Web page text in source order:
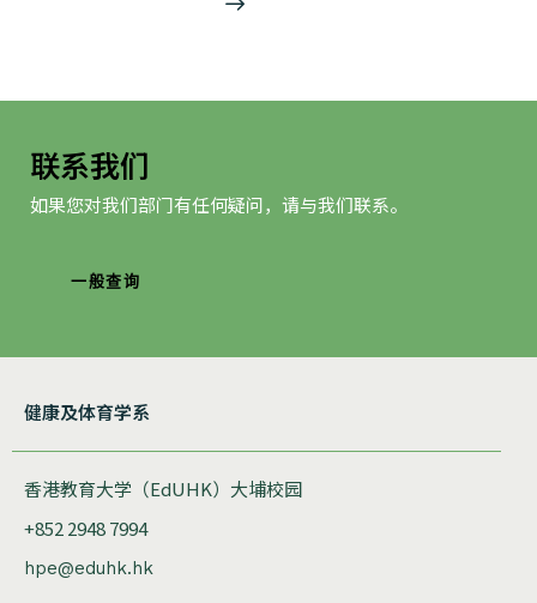
联系我们
如果您对我们部门有任何疑问，请与我们联系。
一般查询
健康及体育学系
香港教育大学（EdUHK）大埔校园
+852 2948 7994
hpe@eduhk.hk